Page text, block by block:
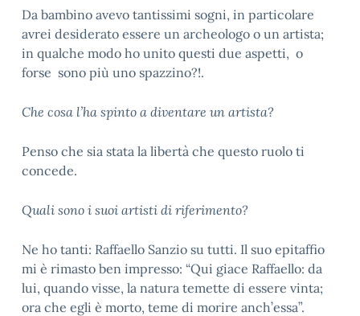
Da bambino avevo tantissimi sogni, in particolare
avrei desiderato essere un archeologo o un artista;
in qualche modo ho unito questi due aspetti, o
forse sono più uno spazzino?!.
Che cosa l’ha spinto a diventare un artista?
Penso che sia stata la libertà che questo ruolo ti
concede.
Quali sono i suoi artisti di riferimento?
Ne ho tanti: Raffaello Sanzio su tutti. Il suo epitaffio
mi è rimasto ben impresso: “Qui giace Raffaello: da
lui, quando visse, la natura temette di essere vinta;
ora che egli è morto, teme di morire anch’essa”.